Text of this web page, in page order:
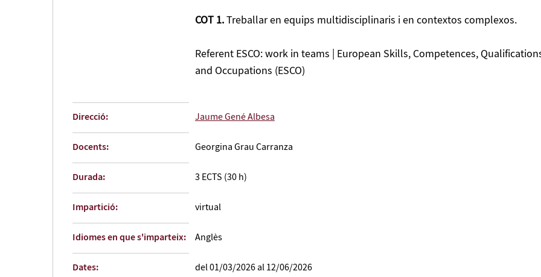
COT 1.Treballar en equips multidisciplinaris i en contextos complexos.
Referent ESCO: work in teams | European Skills, Competences,
and Occupations (ESCO)
Direcció: Jaume Gené Albesa
Docents: Georgina Grau Carranza
Durada: 3 ECTS (30 h)
Impartició: virtual
Idiomes en que s'imparteix: Anglès
Dates: del 01/03/2026 al 12/06/2026